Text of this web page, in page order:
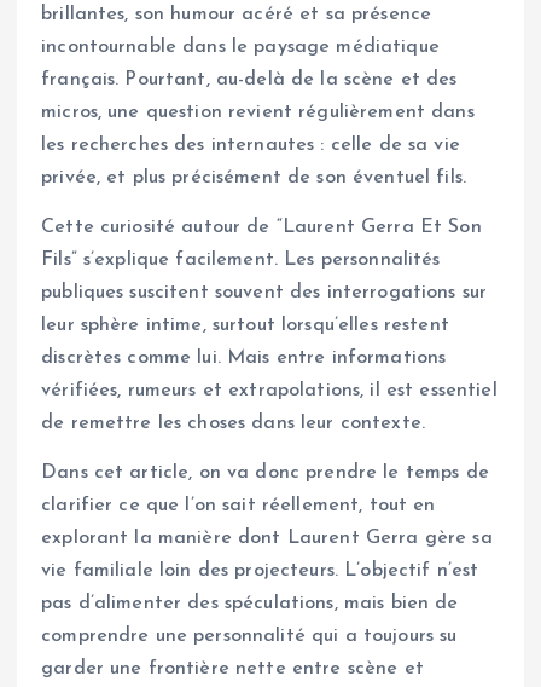
brillantes, son humour acéré et sa présence
incontournable dans le paysage médiatique
français. Pourtant, au-delà de la scène et des
micros, une question revient régulièrement dans
les recherches des internautes : celle de sa vie
privée, et plus précisément de son éventuel fils.
Cette curiosité autour de “Laurent Gerra Et Son
Fils” s’explique facilement. Les personnalités
publiques suscitent souvent des interrogations sur
leur sphère intime, surtout lorsqu’elles restent
discrètes comme lui. Mais entre informations
vérifiées, rumeurs et extrapolations, il est essentiel
de remettre les choses dans leur contexte.
Dans cet article, on va donc prendre le temps de
clarifier ce que l’on sait réellement, tout en
explorant la manière dont Laurent Gerra gère sa
vie familiale loin des projecteurs. L’objectif n’est
pas d’alimenter des spéculations, mais bien de
comprendre une personnalité qui a toujours su
garder une frontière nette entre scène et